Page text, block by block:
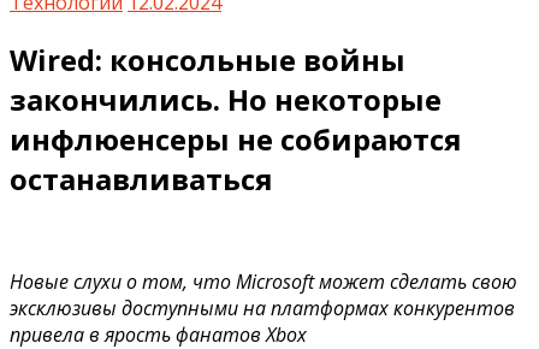
Wired: консольные войны
закончились. Но некоторые
инфлюенсеры не собираются
останавливаться
Новые слухи о том, что Microsoft может сделать свою
эксклюзивы доступными на платформах конкурентов
привела в ярость фанатов Xbox